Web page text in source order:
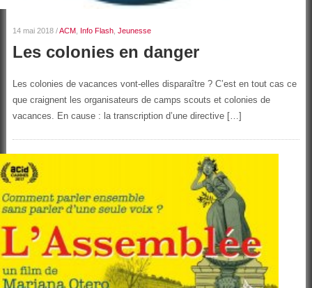
14 mai 2018/ACM Info Flash, Jeunesse
Les colonies en danger
Les colonies de vacances vont-elles disparaître ? C’est en tout cas ce
que craignent les organisateurs de camps scouts et colonies de
vacances. En cause : la transcription d’une directive […]